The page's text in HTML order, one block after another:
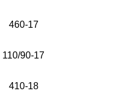
460-17
110/90-17
410-18